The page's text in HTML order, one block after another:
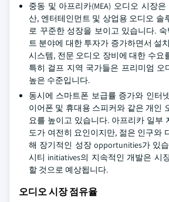
중동 및 아프리카(MEA) 오디오 시장
산, 엔터테인먼트 및 상업용 오디오 솔
로 꾸준한 성장을 보이고 있습니다.
트 분야에 대한 투자가 증가하면서 설
시스템, 전문 오디오 장비에 대한 수요
특히 걸프 지역 국가들은 프리미엄 오
높은 수준입니다.
동시에 스마트폰 보급률 증가와 인터
이어폰 및 휴대용 스피커와 같은 개인
요를 높이고 있습니다. 아프리카 일부
도가 여전히 요인이지만, 젊은 인구와
해 장기적인 성장 opportunities가 있
시티 initiatives의 지속적인 개발은 시
할 것으로 예상됩니다.
오디오 시장 점유율